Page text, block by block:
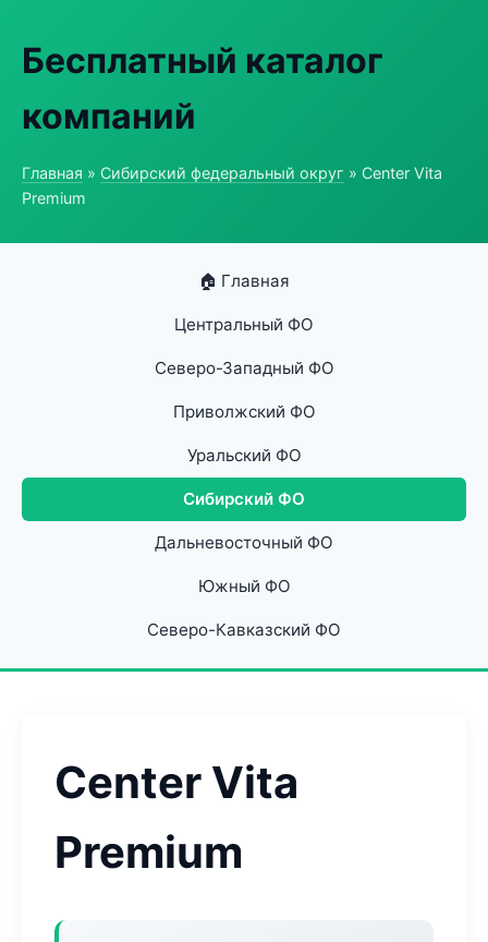
Бесплатный каталог
компаний
Главная » Сибирский федеральный округ » Center Vita
Premium
🏠 Главная
Центральный ФО
Северо-Западный ФО
Приволжский ФО
Уральский ФО
Сибирский ФО
Дальневосточный ФО
Южный ФО
Северо-Кавказский ФО
Center Vita
Premium